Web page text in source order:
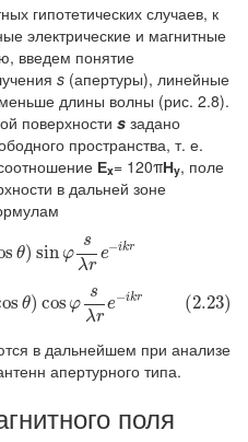
гипотетических случаев, к
электрические и магнитные
введем понятие
s (апертуры), линейные
длины волны (рис. 2.8).
поверхности s задано
пространства, т. е.
Еx= 120πНy, поле
в дальней зоне
θ) sinφ
s
λr
e−ikr
θ) sin φsλre−ikr
θ) cos φ
s
λr
e−ikr (2.23)
θ)cosφsλre−ikr
в дальнейшем при анализе
апертурного типа.
поля